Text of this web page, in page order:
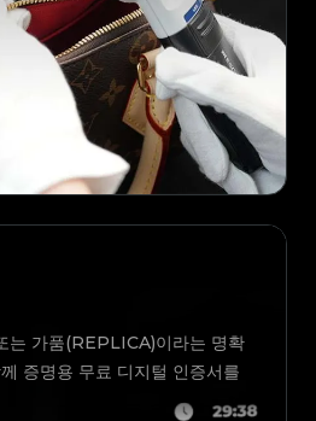
가품(REPLICA)이라는 명확
증명용 무료 디지털 인증서를